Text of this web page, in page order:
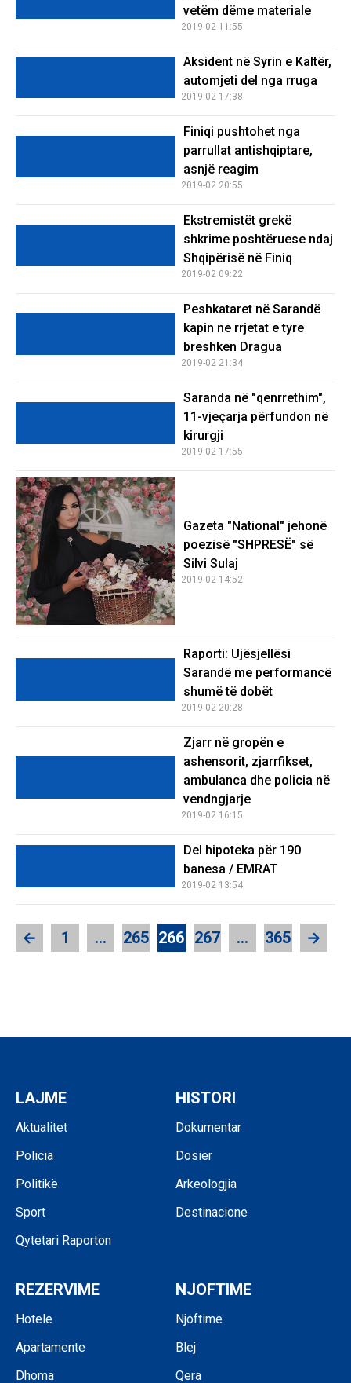
vetëm dëme materiale
2019-02 11:55
Aksident në Syrin e Kaltër,
automjeti del nga rruga
2019-02 17:38
Finiqi pushtohet nga
parrullat antishqiptare,
asnjë reagim
2019-02 20:55
Ekstremistët grekë
shkrime poshtëruese ndaj
Shqipërisë në Finiq
2019-02 09:22
Peshkataret në Sarandë
kapin ne rrjetat e tyre
breshken Dragua
2019-02 21:34
Saranda në "qenrrethim",
11-vjeçarja përfundon në
kirurgji
2019-02 17:55
Gazeta "National" jehonë
poezisë "SHPRESË" së
Silvi Sulaj
2019-02 14:52
Raporti: Ujësjellësi
Sarandë me performancë
shumë të dobët
2019-02 20:28
Zjarr në gropën e
ashensorit, zjarrfikset,
ambulanca dhe policia në
vendngjarje
2019-02 16:15
Del hipoteka për 190
banesa / EMRAT
2019-02 13:54
← 1 … 265 266 267 … 365 →
LAJME
Aktualitet
Policia
Politikë
Sport
Qytetari Raporton
HISTORI
Dokumentar
Dosier
Arkeologjia
Destinacione
REZERVIME
Hotele
Apartamente
Dhoma
NJOFTIME
Njoftime
Blej
Qera